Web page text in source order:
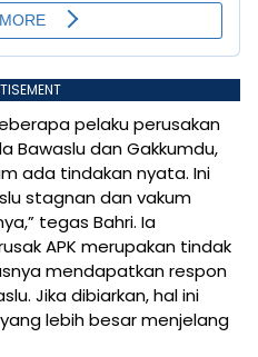
pelaku perusakan
Bawaslu dan Gakkumdu,
ada tindakan nyata. Ini
stagnan dan vakum
tegas Bahri. Ia
APK merupakan tindak
mendapatkan respon
Jika dibiarkan, hal ini
lebih besar menjelang